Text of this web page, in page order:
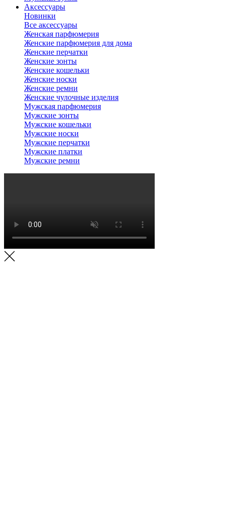
Аксессуары
Новинки
Все аксессуары
Женская парфюмерия
Женские парфюмерия для дома
Женские перчатки
Женские зонты
Женские кошельки
Женские носки
Женские ремни
Женские чулочные изделия
Мужская парфюмерия
Мужские зонты
Мужские кошельки
Мужские носки
Мужские перчатки
Мужские платки
Мужские ремни